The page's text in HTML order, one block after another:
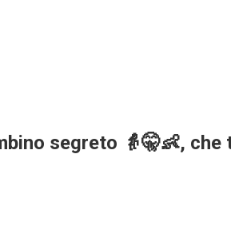
segreto 👵🤫👶,